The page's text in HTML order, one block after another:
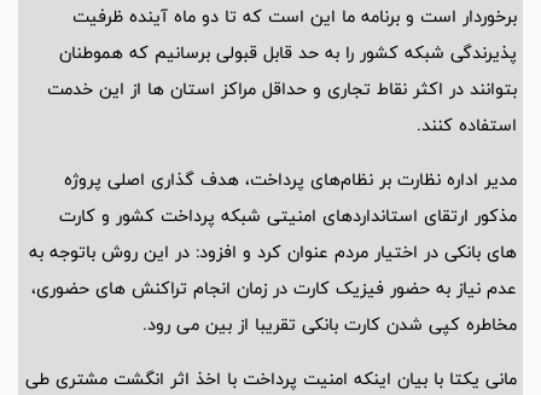
برخوردار است و برنامه ما این است که تا دو ماه آینده ظرفیت
پذیرندگی شبکه کشور را به حد قابل قبولی برسانیم که هموطنان
بتوانند در اکثر نقاط تجاری و حداقل مراکز استان ها از این خدمت
استفاده کنند.
مدیر اداره نظارت بر نظام‌های پرداخت، هدف ‌گذاری اصلی پروژه
مذکور ارتقای استانداردهای امنیتی شبکه پرداخت کشور و کارت
های بانکی در اختیار مردم عنوان کرد و افزود: در این روش باتوجه به
عدم نیاز به حضور فیزیک کارت در زمان انجام تراکنش های حضوری،
مخاطره کپی شدن کارت بانکی تقریبا از بین می ‌رود.
مانی یکتا با بیان اینکه امنیت پرداخت با اخذ اثر انگشت مشتری طی